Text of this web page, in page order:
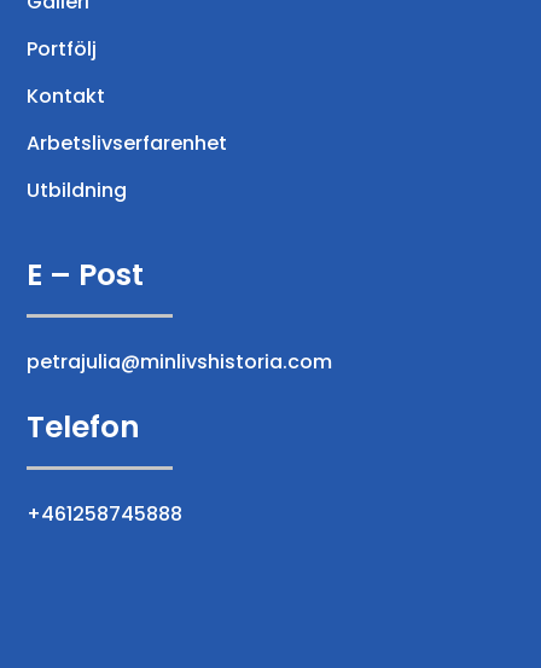
Portfölj
Kontakt
Arbetslivserfarenhet
Utbildning
E – Post
petrajulia@minlivshistoria.com
Telefon
+461258745888